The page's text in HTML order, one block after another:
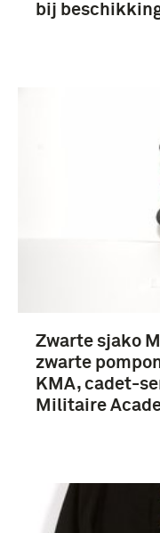
bij
Zwarte sjako
zwarte
KMA, cadet-
Militaire